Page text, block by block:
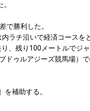
で勝利した。
チ沿いで経済コースを
残り100メートルでジ
ゥルアジーズ競馬場）
補助する。